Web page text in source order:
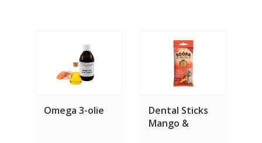
Omega 3-olie
Dental Sticks
Mango &